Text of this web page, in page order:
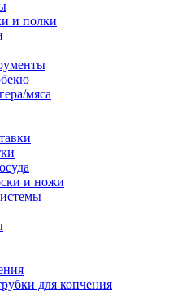
и полки
мяса
и ножи
для копчения